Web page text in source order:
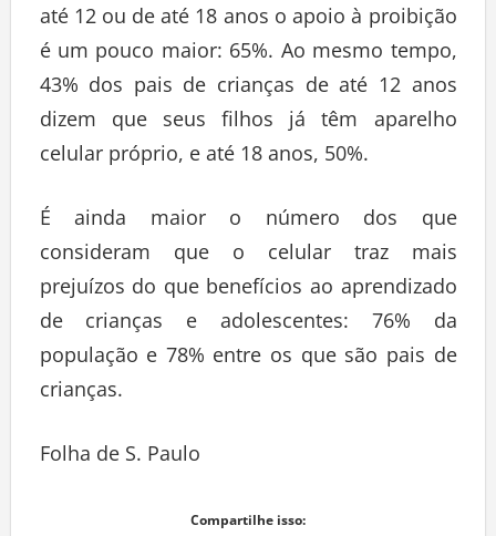
até 12 ou de até 18 anos o apoio à proibição
é um pouco maior: 65%. Ao mesmo tempo,
43% dos pais de crianças de até 12 anos
dizem que seus filhos já têm aparelho
celular próprio, e até 18 anos, 50%.
É ainda maior o número dos que
consideram que o celular traz mais
prejuízos do que benefícios ao aprendizado
de crianças e adolescentes: 76% da
população e 78% entre os que são pais de
crianças.
Folha de S. Paulo
Compartilhe isso: